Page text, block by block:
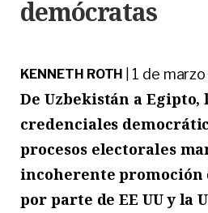
demócratas
KENNETH ROTH 1 de
De Uzbekistán a Egipto,
credenciales
procesos electorales
incoherente promoción
por parte de EE UU y la